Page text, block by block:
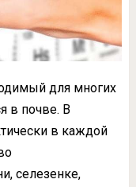
для многих
в почве. В
в каждой
селезенке,